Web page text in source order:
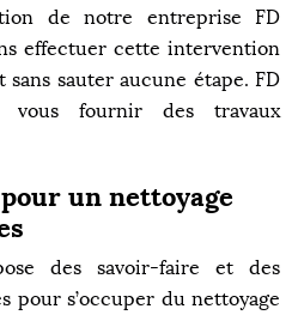
de notre entreprise FD
effectuer cette intervention
sans sauter aucune étape. FD
vous fournir des travaux
un nettoyage
des savoir-faire et des
pour s’occuper du nettoyage